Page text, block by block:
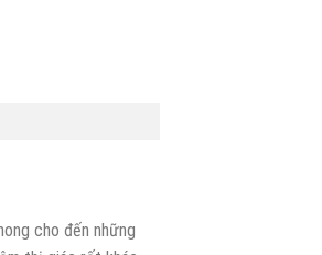
cho đến những